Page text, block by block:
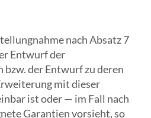
nach Absatz 7
Entwurf der
bzw. der Entwurf zu deren
mit dieser
ist oder — im Fall nach
Garantien vorsieht, so